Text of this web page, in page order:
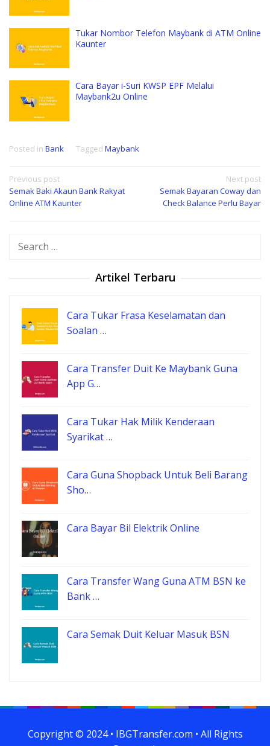
Tukar Nombor Telefon Maybank di ATM Online
Kaunter
Cara Bayar i-Suri KWSP EPF Melalui
Maybank2u Online
Posted in Bank Tagged Maybank
Post
navigation
Previous post
Semak Baki Akaun Bank Rakyat
Online ATM Kaunter
Next post
Semak Bayaran Coway dan
Check Balance Perlu Bayar
Search
Artikel Terbaru
Cara Tukar Frasa Keselamatan dan
Soalan …
Cara Transfer Duit Ke Maybank Guna
App G…
Cara Tukar Hak Milik Kenderaan
Syarikat …
Cara Guna Shopback Untuk Beli Barang
Sho…
Cara Bayar Bil Elektrik Online
Cara Transfer Wang Guna ATM BSN ke
Bank …
Cara Semak Duit Keluar Masuk BSN
Copyright © 2024 • IBGTransfer.com • All Rights